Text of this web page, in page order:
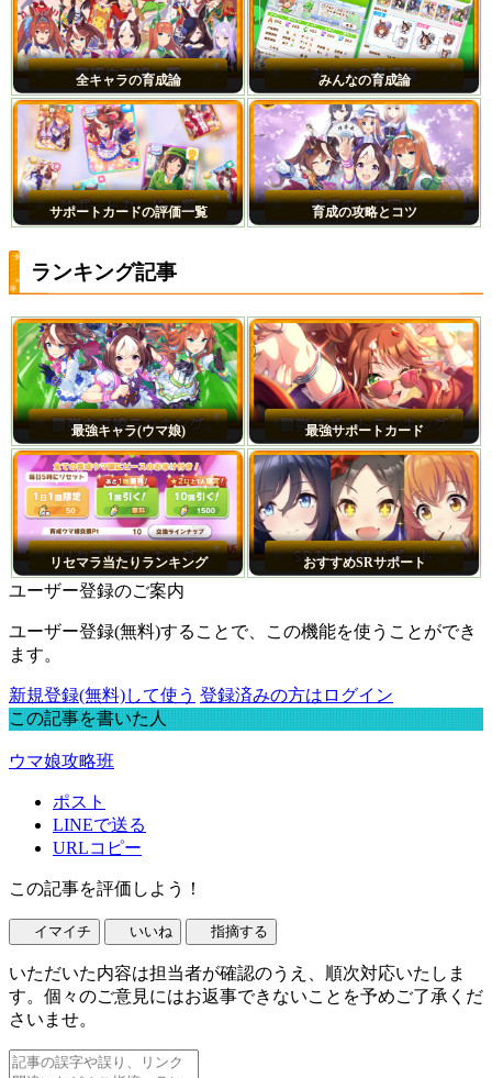
全キャラの育成論 みんなの育成論
サポートカードの評価一覧 育成の攻略とコツ
ランキング記事
最強キャラ(ウマ娘) 最強サポートカード
リセマラ当たりランキング おすすめSRサポート
ユーザー登録のご案内
ユーザー登録(無料)することで、この機能を使うことができ
ます。
新規登録(無料)して使う 登録済みの方はログイン
この記事を書いた人
ウマ娘攻略班
ポスト
LINEで送る
URLコピー
この記事を評価しよう！
イマイチ いいね 指摘する
いただいた内容は担当者が確認のうえ、順次対応いたしま
す。個々のご意見にはお返事できないことを予めご了承くだ
さいませ。